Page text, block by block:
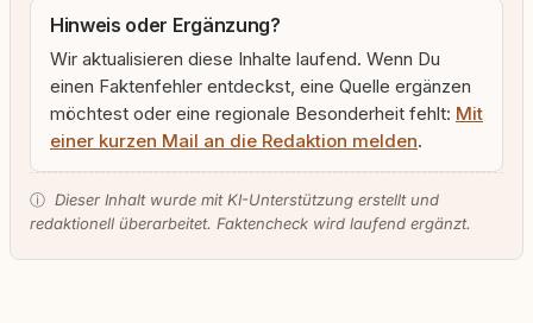
Hinweis oder Ergänzung?
Wir aktualisieren diese Inhalte laufend. Wenn Du
einen Faktenfehler entdeckst, eine Quelle ergänzen
möchtest oder eine regionale Besonderheit fehlt: Mit
einer kurzen Mail an die Redaktion melden.
ⓘ Dieser Inhalt wurde mit KI-Unterstützung erstellt und
redaktionell überarbeitet. Faktencheck wird laufend ergänzt.